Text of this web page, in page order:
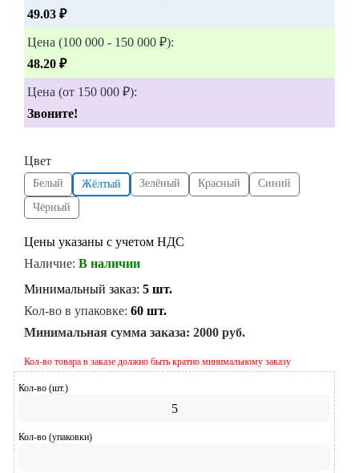
49.03 ₽
Цена (100 000 - 150 000 ₽):
48.20 ₽
Цена (от 150 000 ₽):
Звоните!
Цвет
Белый Жёлтый Зелёный Красный
Синий
Чёрный
Цены указаны с учетом НДС
Наличие: В наличии
Минимальный заказ: 5 шт.
Кол-во в упаковке: 60 шт.
Минимальная сумма заказа: 2000 руб.
Кол-во товара в заказе должно быть кратно минимальному заказу
Кол-во (шт.)
Кол-во (упаковки)